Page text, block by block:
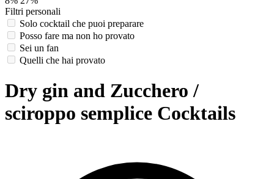
Filtri personali
Solo cocktail che puoi preparare
Posso fare ma non ho provato
Sei un fan
Quelli che hai provato
Dry gin and Zucchero /
sciroppo semplice Cocktails